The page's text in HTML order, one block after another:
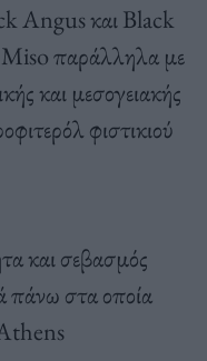
Angus και Black
παράλληλα με
και μεσογειακής
φιστικιού
και σεβασμός
πάνω στα οποία